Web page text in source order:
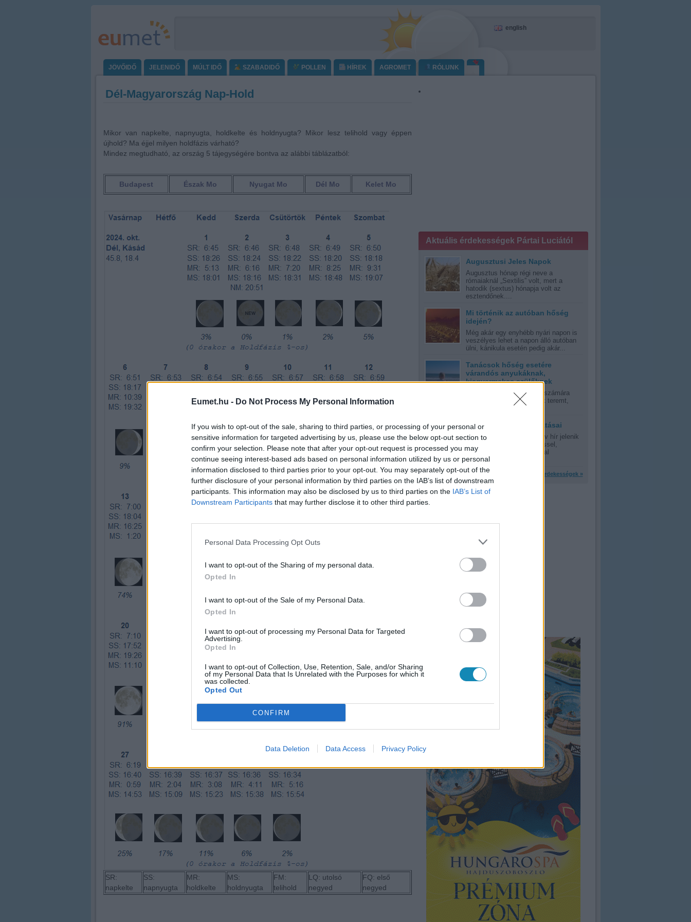
Eumet.hu - Do Not Process My Personal Information
If you wish to opt-out of the sale, sharing to third parties, or processing of your personal or
sensitive information for targeted advertising by us, please use the below opt-out section to
confirm your selection. Please note that after your opt-out request is processed you may
continue seeing interest-based ads based on personal information utilized by us or personal
information disclosed to third parties prior to your opt-out. You may separately opt-out of the
further disclosure of your personal information by third parties on the IAB’s list of downstream
participants. This information may also be disclosed by us to third parties on the IAB’s List of
Downstream Participants that may further disclose it to other third parties.
Personal Data Processing Opt Outs
I want to opt-out of the Sharing of my personal data.
Opted In
I want to opt-out of the Sale of my Personal Data.
Opted In
I want to opt-out of processing my Personal Data for Targeted
Advertising.
Opted In
I want to opt-out of Collection, Use, Retention, Sale, and/or Sharing
of my Personal Data that Is Unrelated with the Purposes for which it
was collected.
Opted Out
CONFIRM
Data Deletion Data Access Privacy Policy
english
JÖVŐIDŐ JELENIDŐ MÚLT IDŐ SZABADIDŐ POLLEN HÍREK AGROMET RÓLUNK
Dél-Magyarország Nap-Hold
Mikor van napkelte, napnyugta, holdkelte és holdnyugta? Mikor lesz telihold vagy éppen
újhold? Ma éjjel milyen holdfázis várható?
Mindez megtudható, az ország 5 tájegységére bontva az alábbi táblázatból:
Budapest Észak Mo Nyugat Mo Dél Mo Kelet Mo
SR:
napkelte
SS:
napnyugta
MR:
holdkelte
MS:
holdnyugta
FM:
telihold
LQ: utolsó
negyed
FQ: első
negyed
Aktuális érdekességek Pártai Luciától
Augusztusi Jeles Napok
Augusztus hónap régi neve a
rómaiaknál „Sextilis” volt, mert a
hatodik (sextus) hónapja volt az
esztendőnek....
Mi történik az autóban hőség
idején?
Még akár egy enyhébb nyári napon is
veszélyes lehet a napon álló autóban
ülni, kánikula esetén pedig akár...
Tanácsok hőség esetére
várandós anyukáknak,
kisgyermekes szülőknek
A nyári kánikula mindenki számára
olyan időjárási környezetet teremt,
A napfény jótékony hatásai
Oly sok riasztás és negatív hír jelenik
meg manapság a napsütéssel,
napfénnyel, UV-sugrázással
kapcsolatban,...
További érdekességek »